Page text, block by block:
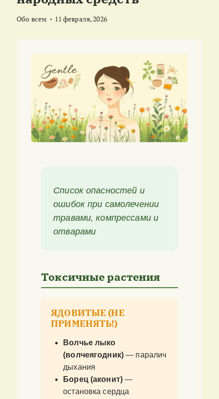
Обо всем 11 февраля, 2026
Список опасностей и
ошибок при самолечении
травами, компрессами и
отварами
Токсичные растения
ЯДОВИТЫЕ (НЕ
ПРИМЕНЯТЬ!)
Волчье лыко
(волчеягодник) — паралич
дыхания
Борец (аконит) —
остановка сердца